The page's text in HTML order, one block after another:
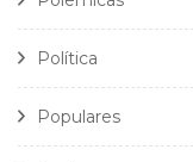
Política
Populares